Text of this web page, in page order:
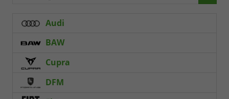
Audi
BAW
Cupra
DFM